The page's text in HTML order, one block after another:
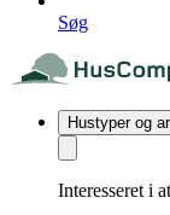
Søg
Hustyper og
Interesseret i